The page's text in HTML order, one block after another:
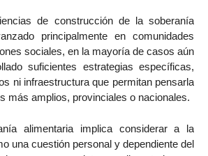
de construcción de la soberanía
principalmente en comunidades
sociales, en la mayoría de casos aún
suficientes estrategias específicas,
ni infraestructura que permitan pensarla
más amplios, provinciales o nacionales.
alimentaria implica considerar a la
una cuestión personal y dependiente del